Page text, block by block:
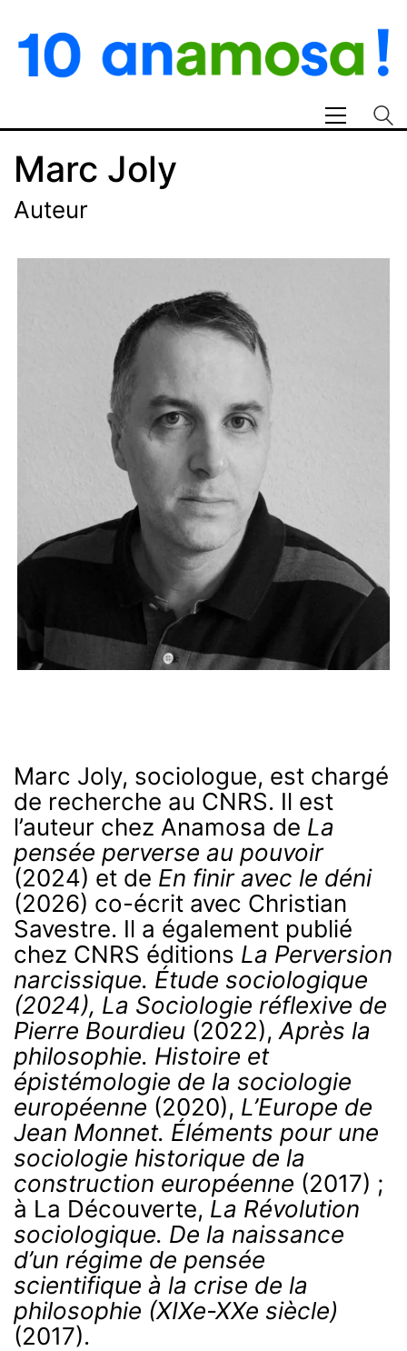
Marc Joly
Auteur
Marc Joly, sociologue, est chargé
de recherche au CNRS. Il est
l’auteur chez Anamosa de La
pensée perverse au pouvoir
(2024) et de En finir avec le déni
(2026) co-écrit avec Christian
Savestre. Il a également publié
chez CNRS éditions La Perversion
narcissique. Étude sociologique
(2024), La Sociologie réflexive de
Pierre Bourdieu (2022), Après la
philosophie. Histoire et
épistémologie de la sociologie
européenne (2020), L’Europe de
Jean Monnet. Éléments pour une
sociologie historique de la
construction européenne (2017) ;
à La Découverte, La Révolution
sociologique. De la naissance
d’un régime de pensée
scientifique à la crise de la
philosophie (XIXe-XXe siècle)
(2017).